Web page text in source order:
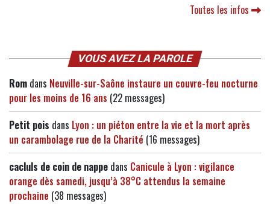
Toutes les infos
VOUS AVEZ LA PAROLE
Rom dans Neuville-sur-Saône instaure un couvre-feu nocturne
pour les moins de 16 ans (22 messages)
Petit pois dans Lyon : un piéton entre la vie et la mort après
un carambolage rue de la Charité (16 messages)
cacluls de coin de nappe dans Canicule à Lyon : vigilance
orange dès samedi, jusqu’à 38°C attendus la semaine
prochaine (38 messages)